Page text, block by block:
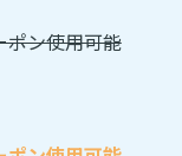
ン使用可能